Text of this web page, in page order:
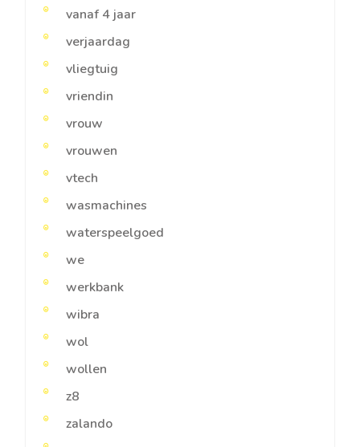
vanaf 4 jaar
verjaardag
vliegtuig
vriendin
vrouw
vrouwen
vtech
wasmachines
waterspeelgoed
we
werkbank
wibra
wol
wollen
z8
zalando